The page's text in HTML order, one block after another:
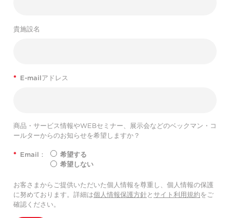
貴施設名
* E-mailアドレス
商品・サービス情報やWEBセミナー、展示会などのベックマン・コ
ールターからのお知らせを希望しますか？
* Email：
希望する
希望しない
お客さまからご提供いただいた個人情報を尊重し、個人情報の保護
に努めております。詳細は個人情報保護方針と サイト利用規約をご
確認ください。